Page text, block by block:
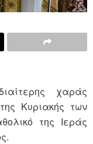
χαράς
Κυριακής των
της Ιεράς